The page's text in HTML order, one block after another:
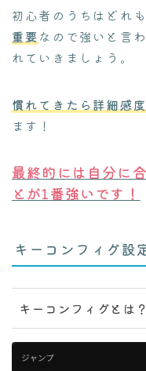
初心者のうちはどれ
重要なので強いと言
れていきましょう。
慣れてきたら詳細感
ます！
最終的には自分に
とが1番強いです！
キーコンフィグ設
キーコンフィグとは？